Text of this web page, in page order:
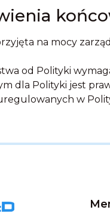
na mocy
od Polityki
dla Polityki jest
w